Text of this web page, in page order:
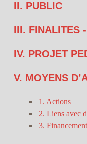
II. PUBLIC
III. FINALITES
IV. PROJET
V. MOYENS
1. Actions
2. Liens avec
3.